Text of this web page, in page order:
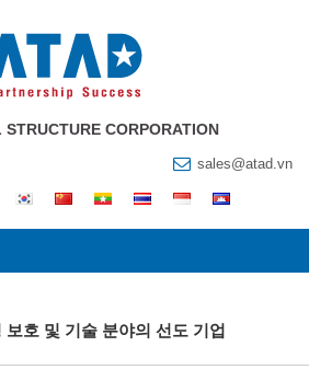
STRUCTURE CORPORATION
sales@atad.vn
호 및 기술 분야의 선도 기업